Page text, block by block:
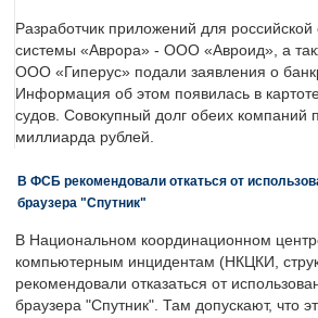
Разработчик приложений для
системы «Аврора» - ООО «Авроид», а
ООО «Гиперус» подали заявления о
Информация об этом появилась в
судов. Совокупный долг обеих компаний
миллиарда рублей.
В ФСБ рекомендовали откаться от
браузера "Спутник"
В Национальном координационном
компьютерным инцидентам (НКЦКИ,
рекомендовали отказаться от
браузера "Спутник". Там допускают, что